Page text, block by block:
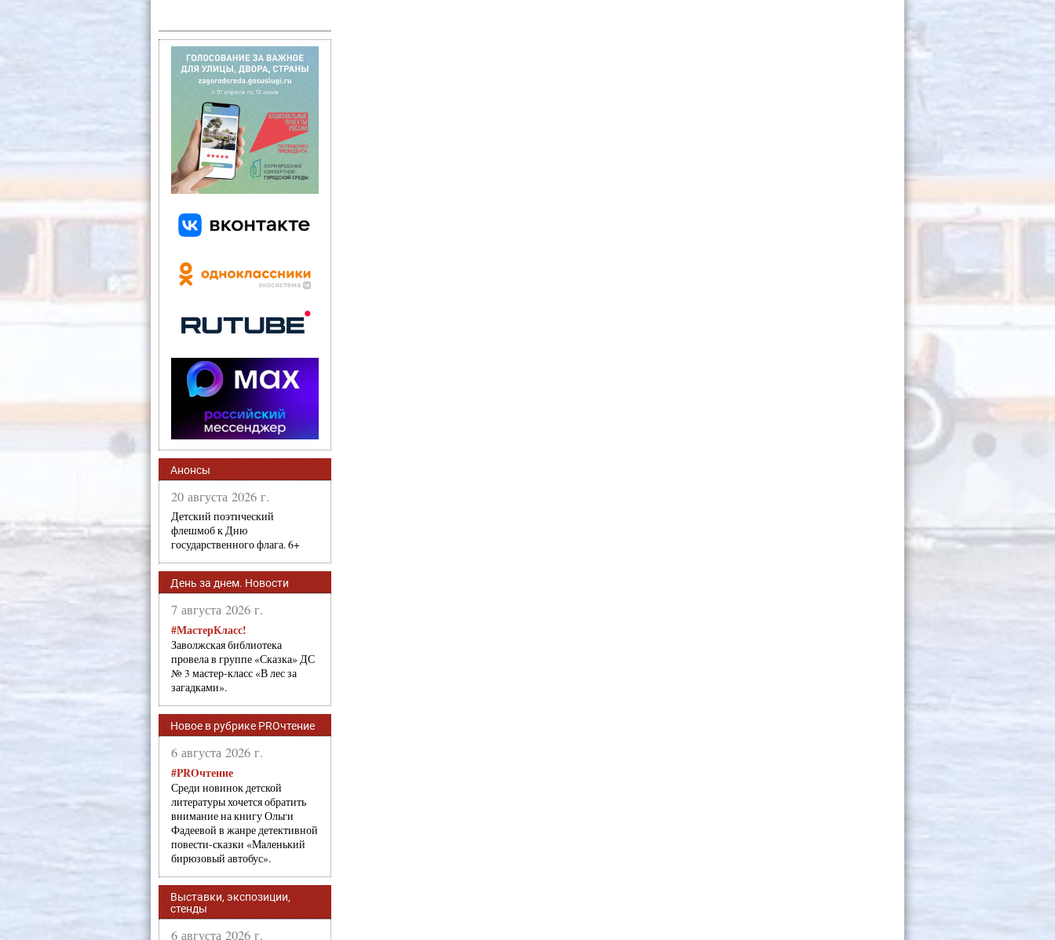
Анонсы
20 августа 2026 г.
Детский поэтический
флешмоб к Дню
государственного флага. 6+
День за днем. Новости
7 августа 2026 г.
#МастерКласс!
Заволжская библиотека
провела в группе «Сказка» ДС
№ 3 мастер-класс «В лес за
загадками».
Новое в рубрике PROчтение
6 августа 2026 г.
#PROчтение
Среди новинок детской
литературы хочется обратить
внимание на книгу Ольги
Фадеевой в жанре детективной
повести-сказки «Маленький
бирюзовый автобус».
Выставки, экспозиции,
стенды
6 августа 2026 г.